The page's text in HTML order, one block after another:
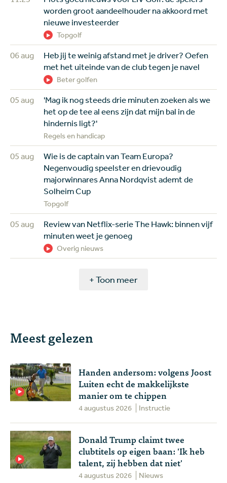
worden groot aandeelhouder na akkoord met
nieuwe investeerder
Topgolf
06 aug
Heb jij te weinig afstand met je driver? Oefen
met het uiteinde van de club tegen je navel
Beter golfen
05 aug
'Mag ik nog steeds drie minuten zoeken als we
het op de tee al eens zijn dat mijn bal in de
hindernis ligt?'
Regels en handicap
05 aug
Wie is de captain van Team Europa?
Negenvoudig speelster en drievoudig
majorwinnares Anna Nordqvist ademt de
Solheim Cup
Topgolf
05 aug
Review van Netflix-serie The Hawk: binnen vijf
minuten weet je genoeg
Overig nieuws
+ Toon meer
Meest gelezen
Handen andersom: volgens Joost
Luiten echt de makkelijkste
manier om te chippen
4 augustus 2026 Instructie
Donald Trump claimt twee
clubtitels op eigen baan: 'Ik heb
talent, zij hebben dat niet'
4 augustus 2026 Nieuws